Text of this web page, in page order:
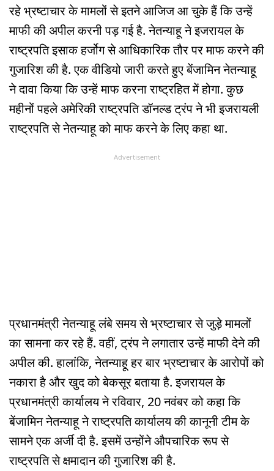
रहे भ्रष्टाचार के मामलों से इतने आजिज आ चुके हैं कि उन्हें
माफी की अपील करनी पड़ गई है. नेतन्याहू ने इजरायल के
राष्ट्रपति इसाक हर्जोग से आधिकारिक तौर पर माफ करने की
गुजारिश की है. एक वीडियो जारी करते हुए बेंजामिन नेतन्याहू
ने दावा किया कि उन्हें माफ करना राष्ट्रहित में होगा. कुछ
महीनों पहले अमेरिकी राष्ट्रपति डॉनल्ड ट्रंप ने भी इजरायली
राष्ट्रपति से नेतन्याहू को माफ करने के लिए कहा था.
Advertisement
प्रधानमंत्री नेतन्याहू लंबे समय से भ्रष्टाचार से जुड़े मामलों
का सामना कर रहे हैं. वहीं, ट्रंप ने लगातार उन्हें माफी देने की
अपील की. हालांकि, नेतन्याहू हर बार भ्रष्टाचार के आरोपों को
नकारा है और खुद को बेकसूर बताया है. इजरायल के
प्रधानमंत्री कार्यालय ने रविवार, 20 नवंबर को कहा कि
बेंजामिन नेतन्याहू ने राष्ट्रपति कार्यालय की कानूनी टीम के
सामने एक अर्जी दी है. इसमें उन्होंने औपचारिक रूप से
राष्ट्रपति से क्षमादान की गुजारिश की है.